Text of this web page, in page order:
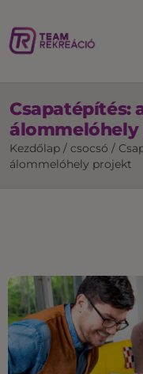
Csapatépítés:
Kezdőlap / csocsó /
álommelóhely projekt